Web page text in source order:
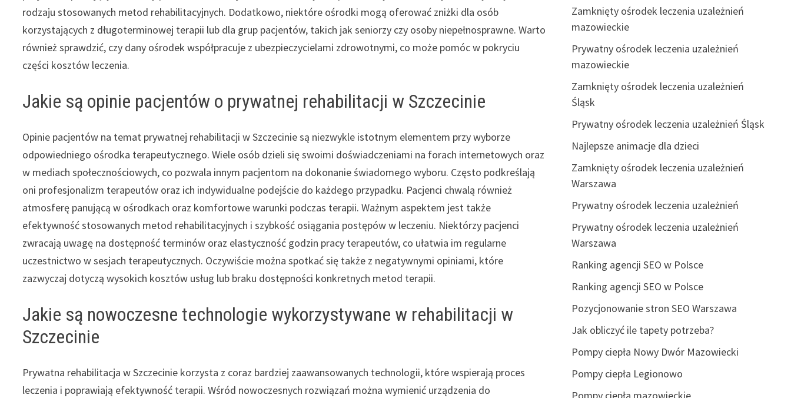
rodzaju stosowanych metod rehabilitacyjnych. Dodatkowo, niektóre ośrodki mogą oferować zniżki dla osób
korzystających z długoterminowej terapii lub dla grup pacjentów, takich jak seniorzy czy osoby niepełnosprawne. Warto
również sprawdzić, czy dany ośrodek współpracuje z ubezpieczycielami zdrowotnymi, co może pomóc w pokryciu
części kosztów leczenia.
Jakie są opinie pacjentów o prywatnej rehabilitacji w Szczecinie
Opinie pacjentów na temat prywatnej rehabilitacji w Szczecinie są niezwykle istotnym elementem przy wyborze
odpowiedniego ośrodka terapeutycznego. Wiele osób dzieli się swoimi doświadczeniami na forach internetowych oraz
w mediach społecznościowych, co pozwala innym pacjentom na dokonanie świadomego wyboru. Często podkreślają
oni profesjonalizm terapeutów oraz ich indywidualne podejście do każdego przypadku. Pacjenci chwalą również
atmosferę panującą w ośrodkach oraz komfortowe warunki podczas terapii. Ważnym aspektem jest także
efektywność stosowanych metod rehabilitacyjnych i szybkość osiągania postępów w leczeniu. Niektórzy pacjenci
zwracają uwagę na dostępność terminów oraz elastyczność godzin pracy terapeutów, co ułatwia im regularne
uczestnictwo w sesjach terapeutycznych. Oczywiście można spotkać się także z negatywnymi opiniami, które
zazwyczaj dotyczą wysokich kosztów usług lub braku dostępności konkretnych metod terapii.
Jakie są nowoczesne technologie wykorzystywane w rehabilitacji w
Szczecinie
Prywatna rehabilitacja w Szczecinie korzysta z coraz bardziej zaawansowanych technologii, które wspierają proces
leczenia i poprawiają efektywność terapii. Wśród nowoczesnych rozwiązań można wymienić urządzenia do
Zamknięty ośrodek leczenia uzależnień
mazowieckie
Prywatny ośrodek leczenia uzależnień
mazowieckie
Zamknięty ośrodek leczenia uzależnień
Śląsk
Prywatny ośrodek leczenia uzależnień Śląsk
Najlepsze animacje dla dzieci
Zamknięty ośrodek leczenia uzależnień
Warszawa
Prywatny ośrodek leczenia uzależnień
Prywatny ośrodek leczenia uzależnień
Warszawa
Ranking agencji SEO w Polsce
Ranking agencji SEO w Polsce
Pozycjonowanie stron SEO Warszawa
Jak obliczyć ile tapety potrzeba?
Pompy ciepła Nowy Dwór Mazowiecki
Pompy ciepła Legionowo